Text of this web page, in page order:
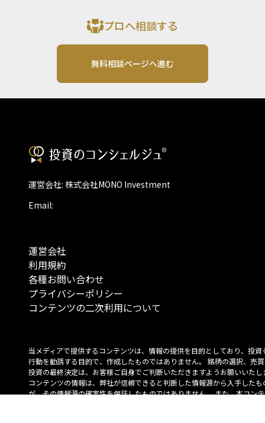
プロへ相談する
無料相談ページへ進む
運営会社: 株式会社MONO Investment
Email:
運営会社
利用規約
各種お問い合わせ
プライバシーポリシー
コンテンツの二次利用について
当メディアで提供するコンテンツは、情報の提供を目的としており、投資
行動を勧誘する目的で、作成したものではありません。 銘柄の選択、売
投資の最終決定は、お客様ご自身でご判断いただきますようお願いいたし
コンテンツの情報は、弊社が信頼できると判断した情報源から入手したも
が、その情報源の確実性を保証したものではありません。 また、本コン